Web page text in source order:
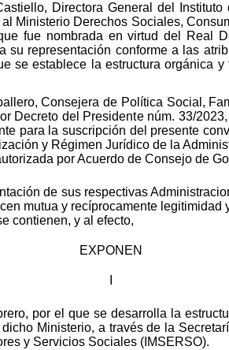
Directora General del
Ministerio Derechos Sociales,
fue nombrada en virtud del Real
su representación conforme a las
se establece la estructura orgánica
Consejera de Política Social,
Decreto del Presidente núm. 33/
para la suscripción del presente
y Régimen Jurídico de la
por Acuerdo de Consejo de
de sus respectivas
mutua y recíprocamente
contienen, y al efecto,
EXPONEN
por el que se desarrolla la
Ministerio, a través de la
y Servicios Sociales (IMSERSO).